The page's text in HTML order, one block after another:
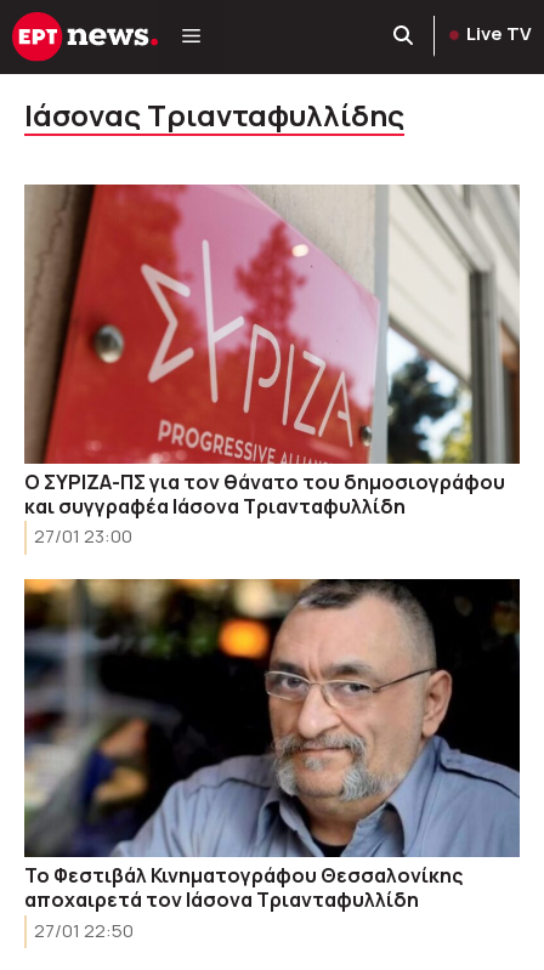
Μετάβαση
σε
Live TV
Ιάσονας Τριανταφυλλίδης
Ο ΣΥΡΙΖΑ-ΠΣ για τον θάνατο του δημοσιογράφου
και συγγραφέα Ιάσονα Τριανταφυλλίδη
27/01 23:00
Το Φεστιβάλ Κινηματογράφου Θεσσαλονίκης
αποχαιρετά τον Ιάσονα Τριανταφυλλίδη
27/01 22:50